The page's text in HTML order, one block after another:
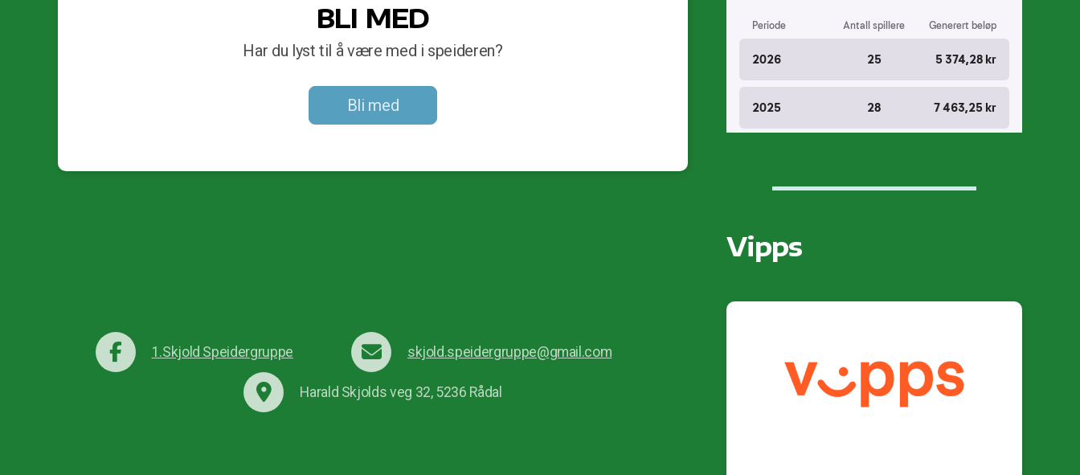
BLI MED
Har du lyst til å være med i speideren?
Bli med
1.Skjold Speidergruppe skjold.speidergruppe@gmail.com
Harald Skjolds veg 32, 5236 Rådal
Vipps